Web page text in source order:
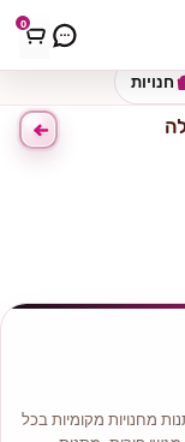
0
חנויות
מחנויות מקומיות בכל